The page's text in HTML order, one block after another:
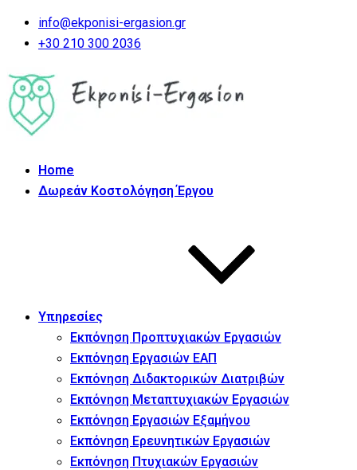
info@ekponisi-ergasion.gr
+30 210 300 2036
Home
Δωρεάν Κοστολόγηση Έργου
Υπηρεσίες
Εκπόνηση Προπτυχιακών Εργασιών
Εκπόνηση Εργασιών ΕΑΠ
Εκπόνηση Διδακτορικών Διατριβών
Εκπόνηση Μεταπτυχιακών Εργασιών
Εκπόνηση Εργασιών Εξαμήνου
Εκπόνηση Ερευνητικών Εργασιών
Εκπόνηση Πτυχιακών Εργασιών